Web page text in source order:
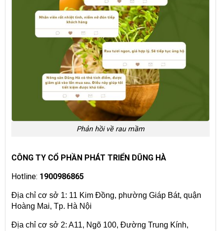
Phản hồi về rau mầm
CÔNG TY CỔ PHẦN PHÁT TRIỂN DŨNG HÀ
Hotline: 1900986865
Địa chỉ cơ sở 1: 11 Kim Đồng, phường Giáp Bát, quận
Hoàng Mai, Tp. Hà Nội
Địa chỉ cơ sở 2: A11, Ngõ 100, Đường Trung Kính,